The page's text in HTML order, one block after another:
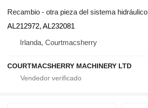
Recambio - otra pieza del sistema hidráulico
AL212972, AL232081
Irlanda, Courtmacsherry
COURTMACSHERRY MACHINERY LTD